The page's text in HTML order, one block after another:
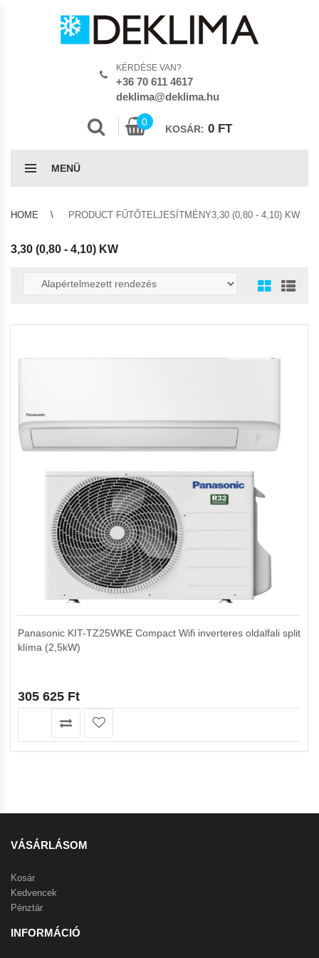
KÉRDÉSE VAN?
+36 70 611 4617
deklima@deklima.hu
0
KOSÁR: 0 FT
MENÜ
HOME PRODUCT FŰTŐTELJESÍTMÉNY3,30 (0,80 - 4,10) KW
3,30 (0,80 - 4,10) KW
Panasonic KIT-TZ25WKE Compact Wifi inverteres oldalfali split
klíma (2,5kW)
305 625 Ft
VÁSÁRLÁSOM
Kosár
Kedvencek
Pénztár
INFORMÁCIÓ